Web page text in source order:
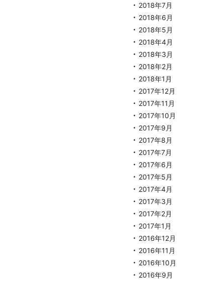
2018年7月
2018年6月
2018年5月
2018年4月
2018年3月
2018年2月
2018年1月
2017年12月
2017年11月
2017年10月
2017年9月
2017年8月
2017年7月
2017年6月
2017年5月
2017年4月
2017年3月
2017年2月
2017年1月
2016年12月
2016年11月
2016年10月
2016年9月